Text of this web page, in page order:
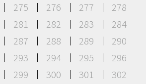
275 276 277
278
281 282 283
284
287 288 289
290
293 294 295
296
299 300 301
302